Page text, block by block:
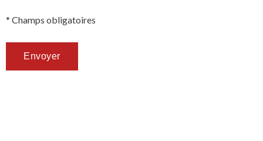
* Champs obligatoires